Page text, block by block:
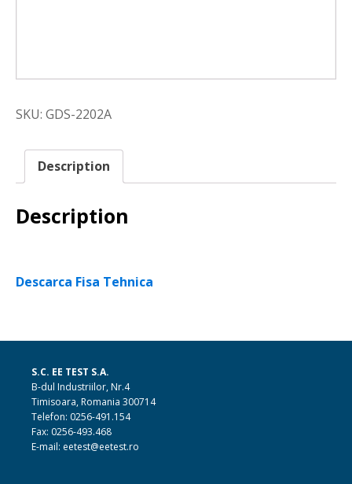
SKU: GDS-2202A
Description
Description
Descarca Fisa Tehnica
S.C. EE TEST S.A.
B-dul Industriilor, Nr.4
Timisoara, Romania 300714
Telefon: 0256-491.154
Fax: 0256-493.468
E-mail: eetest@eetest.ro